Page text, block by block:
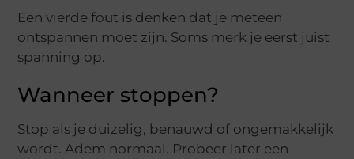
Een vierde fout is denken dat je meteen
ontspannen moet zijn. Soms merk je eerst juist
spanning op.
Wanneer stoppen?
Stop als je duizelig, benauwd of ongemakkelijk
wordt. Adem normaal. Probeer later een